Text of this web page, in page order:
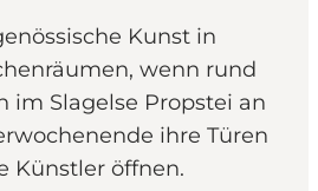
Kunst in
wenn rund
im Slagelse Propstei an
ihre Türen
Künstler öffnen.